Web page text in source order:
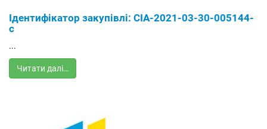
Ідентифікатор закупівлі: СІА-2021-03-30-005144-
с
...
Читати далі…